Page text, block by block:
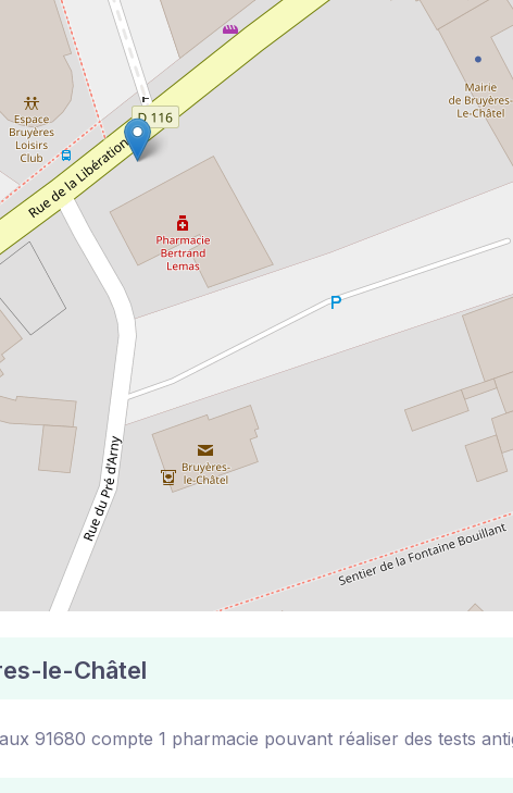
le-Châtel
91680 compte 1 pharmacie pouvant réaliser des tests